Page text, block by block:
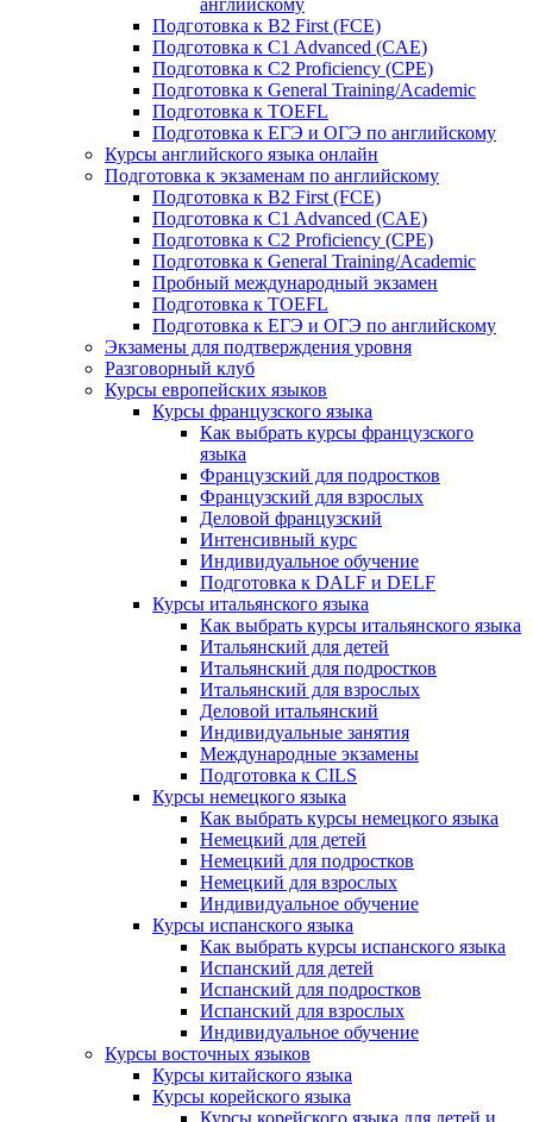
Подготовка к B2 First (FCE)
Подготовка к C1 Advanced (CAE)
Подготовка к C2 Proficiency (CPE)
Подготовка к General Training/Academic
Подготовка к TOEFL
Подготовка к ЕГЭ и ОГЭ по английскому
Курсы английского языка онлайн
Подготовка к экзаменам по английскому
Подготовка к B2 First (FCE)
Подготовка к C1 Advanced (CAE)
Подготовка к C2 Proficiency (CPE)
Подготовка к General Training/Academic
Пробный международный экзамен
Подготовка к TOEFL
Подготовка к ЕГЭ и ОГЭ по английскому
Экзамены для подтверждения уровня
Разговорный клуб
Курсы европейских языков
Курсы французского языка
Как выбрать курсы французского
языка
Французский для подростков
Французский для взрослых
Деловой французский
Интенсивный курс
Индивидуальное обучение
Подготовка к DALF и DELF
Курсы итальянского языка
Как выбрать курсы итальянского языка
Итальянский для детей
Итальянский для подростков
Итальянский для взрослых
Деловой итальянский
Индивидуальные занятия
Международные экзамены
Подготовка к CILS
Курсы немецкого языка
Как выбрать курсы немецкого языка
Немецкий для детей
Немецкий для подростков
Немецкий для взрослых
Индивидуальное обучение
Курсы испанского языка
Как выбрать курсы испанского языка
Испанский для детей
Испанский для подростков
Испанский для взрослых
Индивидуальное обучение
Курсы восточных языков
Курсы китайского языка
Курсы корейского языка
Курсы корейского языка для детей и